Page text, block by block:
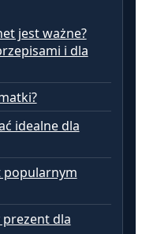
jest ważne?
i dla
idealne dla
popularnym
prezent dla